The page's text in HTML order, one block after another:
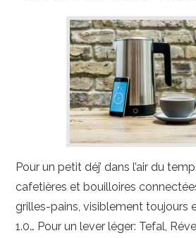
JARDIN-EXTERIEUR
Pour un petit déj’ dans l’air du
cafetières et bouilloires
grilles-pains, visiblement toujours
1.0… Pour un lever léger: Tefal,